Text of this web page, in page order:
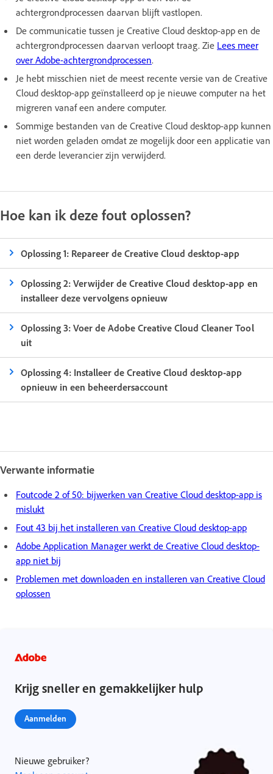
achtergrondprocessen daarvan blijft vastlopen.
De communicatie tussen je Creative Cloud desktop-app en de
achtergrondprocessen daarvan verloopt traag. Zie Lees meer
over Adobe-achtergrondprocessen.
Je hebt misschien niet de meest recente versie van de Creative
Cloud desktop-app geïnstalleerd op je nieuwe computer na het
migreren vanaf een andere computer.
Sommige bestanden van de Creative Cloud desktop-app kunnen
niet worden geladen omdat ze mogelijk door een applicatie van
een derde leverancier zijn verwijderd.
Hoe kan ik deze fout oplossen?
Oplossing 1: Repareer de Creative Cloud desktop-app
Oplossing 2: Verwijder de Creative Cloud desktop-app en
installeer deze vervolgens opnieuw
Oplossing 3: Voer de Adobe Creative Cloud Cleaner Tool
uit
Oplossing 4: Installeer de Creative Cloud desktop-app
opnieuw in een beheerdersaccount
Verwante informatie
Foutcode 2 of 50: bijwerken van Creative Cloud desktop-app is
mislukt
Fout 43 bij het installeren van Creative Cloud desktop-app
Adobe Application Manager werkt de Creative Cloud desktop-
app niet bij
Problemen met downloaden en installeren van Creative Cloud
oplossen
Krijg sneller en gemakkelijker hulp
Aanmelden
Nieuwe gebruiker?